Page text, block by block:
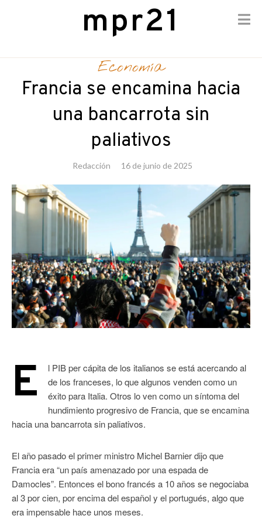
content
mpr21
Economía
Francia se encamina hacia
una bancarrota sin
paliativos
Redacción 16 de junio de 2025
E
l PIB per cápita de los italianos se está acercando al
de los franceses, lo que algunos venden como un
éxito para Italia. Otros lo ven como un síntoma del
hundimiento progresivo de Francia, que se encamina
hacia una bancarrota sin paliativos.
El año pasado el primer ministro Michel Barnier dijo que
Francia era “un país amenazado por una espada de
Damocles”. Entonces el bono francés a 10 años se negociaba
al 3 por cien, por encima del español y el portugués, algo que
era impensable hace unos meses.